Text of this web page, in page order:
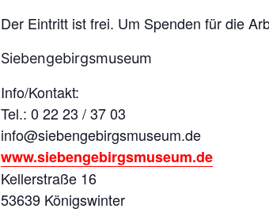
Der Eintritt ist frei. Um Spenden für die
Siebengebirgsmuseum
Info/Kontakt:
Tel.: 0 22 23 / 37 03
info@siebengebirgsmuseum.de
www.siebengebirgsmuseum.de
Kellerstraße 16
53639 Königswinter